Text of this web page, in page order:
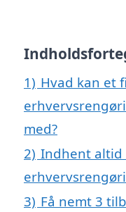
1) Hvad kan et
med?
2) Indhent altid
3) Få nemt 3